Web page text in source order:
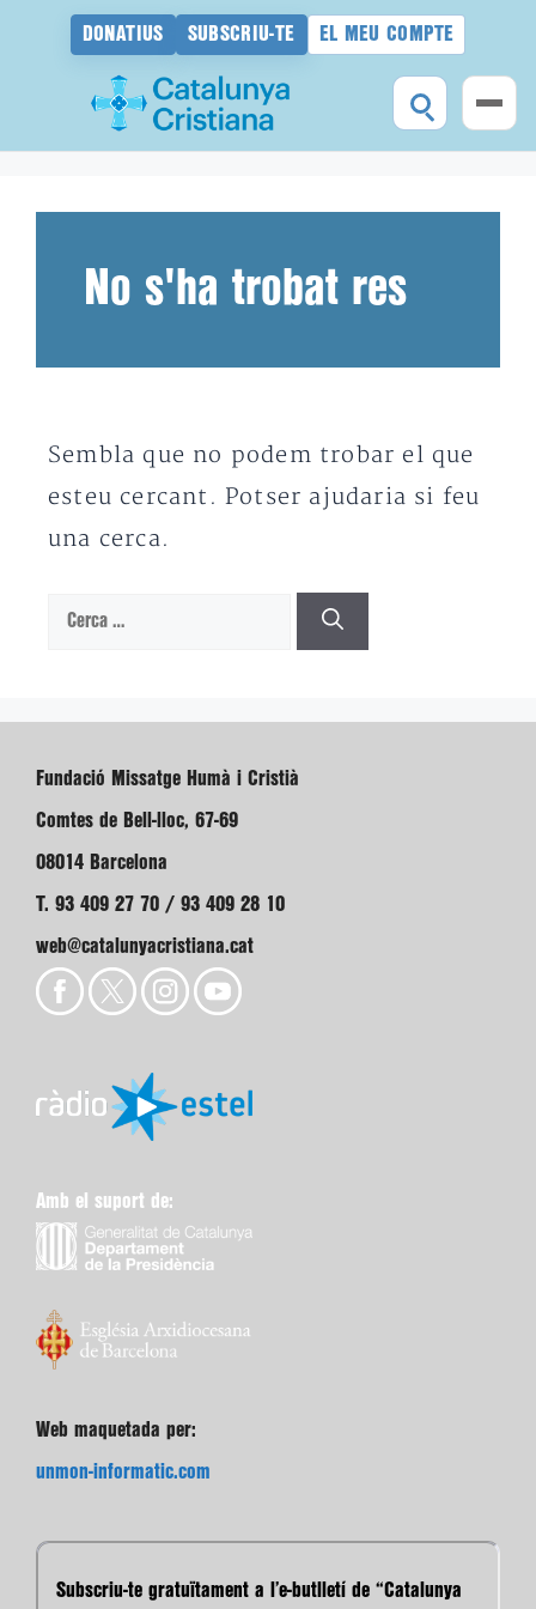
DONATIUS SUBSCRIU-TE EL MEU COMPTE
No s'ha trobat res
Sembla que no podem trobar el que
esteu cercant. Potser ajudaria si feu
una cerca.
Cerca:
Fundació Missatge Humà i Cristià
Comtes de Bell-lloc, 67-69
08014 Barcelona
T. 93 409 27 70 / 93 409 28 10
web@catalunyacristiana.cat
Amb el suport de:
Web maquetada per:
unmon-informatic.com
Subscriu-te gratuïtament a l’e-butlletí de “Catalunya